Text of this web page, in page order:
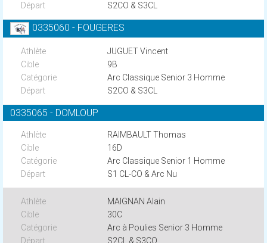
S2CO & S3CL
0335060 - FOUGERES
JUGUET Vincent
9B
Arc Classique Senior 3 Homme
S2CO & S3CL
0335065 - DOMLOUP
RAIMBAULT Thomas
16D
Arc Classique Senior 1 Homme
S1 CL-CO & Arc Nu
MAIGNAN Alain
30C
Arc à Poulies Senior 3 Homme
S2CL & S3CO